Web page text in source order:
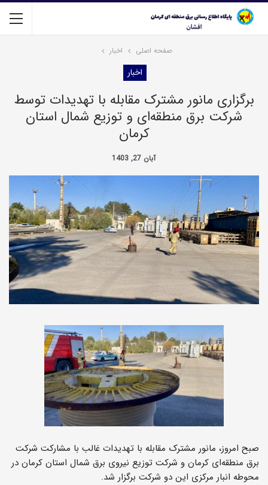
صفحه اصلی اخبار
اخبار
برگزاری مانور مشترک مقابله با تهدیدات توسط
شرکت برق منطقه‌ای و توزیع شمال استان
کرمان
آبان 27, 1403
صبح امروز، مانور مشترک مقابله با تهدیدات غالب با مشارکت شرکت
برق منطقه‌ای کرمان و شرکت توزیع نیروی برق شمال استان کرمان در
محوطه انبار مرکزی این دو شرکت برگزار شد.